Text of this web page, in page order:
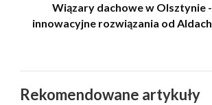
Wiązary dachowe w Olsztynie -
innowacyjne rozwiązania od Aldach
Rekomendowane artykuły